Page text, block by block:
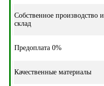
Собственное производство и
склад
Предоплата 0%
Качественные материалы